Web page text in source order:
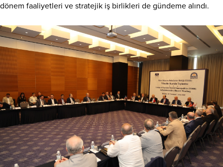
dönem faaliyetleri ve stratejik iş birlikleri de gündeme alındı.